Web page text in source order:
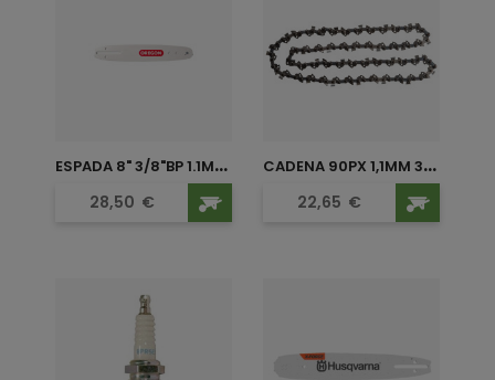
E
SPADA 8" 3/8"BP 1.1MM...
Precio
28,50 €
C
ADENA 90PX 1,1MM 3/8" LP...
Precio
22,65 €